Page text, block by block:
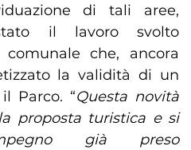
di tali aree,
il lavoro svolto
comunale che, ancora
la validità di un
Parco. “Questa novità
proposta turistica e si
già preso